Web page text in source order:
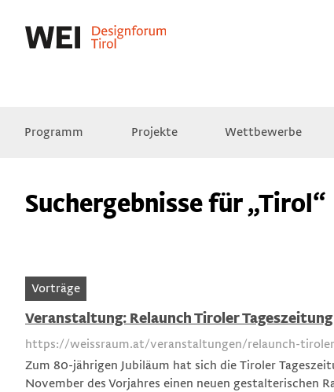
Programm Projekte Wettbewerbe
Suchergebnisse für „Tirol“
Vorträge
Veranstaltung: Relaunch Tiroler Tageszeitung
https://weissraum.at/veranstaltungen/relaunch-
Zum 80-jährigen Jubiläum hat sich die Tiroler
November des Vorjahres einen neuen gestalterischen